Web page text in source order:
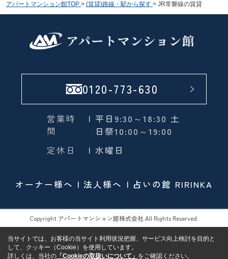
アパートマンション館TOP > (賃貸)路線・駅から探す > JR常磐線の賃貸
0120-773-630
営業時
間
| 平日9:30～18:30 土
日祭10:00～19:00
定休日
| 水曜日
オーナー様へ 法人様へ 占いの館 RIRINKA
Copyright アパートマンション館株式会社 All Rights Reserved.
当サイトでは、お客様の当サイト利用状況把握、サービス向上検討を目的と
して、クッキー（Cookie）を使用しています。
詳しくは、当社の 「Cookieの取扱いについて」 をご確認ください。